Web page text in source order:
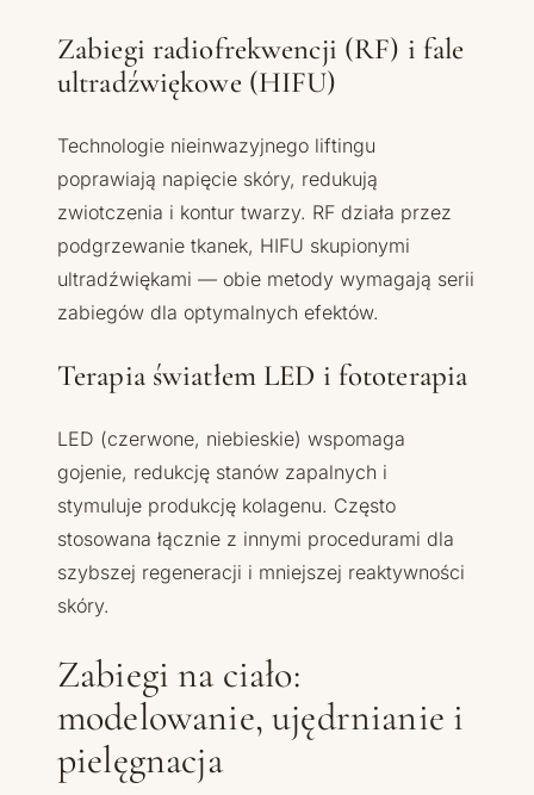
Zabiegi radiofrekwencji (RF) i fale
ultradźwiękowe (HIFU)
Technologie nieinwazyjnego liftingu
poprawiają napięcie skóry, redukują
zwiotczenia i kontur twarzy. RF działa przez
podgrzewanie tkanek, HIFU skupionymi
ultradźwiękami — obie metody wymagają serii
zabiegów dla optymalnych efektów.
Terapia światłem LED i fototerapia
LED (czerwone, niebieskie) wspomaga
gojenie, redukcję stanów zapalnych i
stymuluje produkcję kolagenu. Często
stosowana łącznie z innymi procedurami dla
szybszej regeneracji i mniejszej reaktywności
skóry.
Zabiegi na ciało:
modelowanie, ujędrnianie i
pielęgnacja